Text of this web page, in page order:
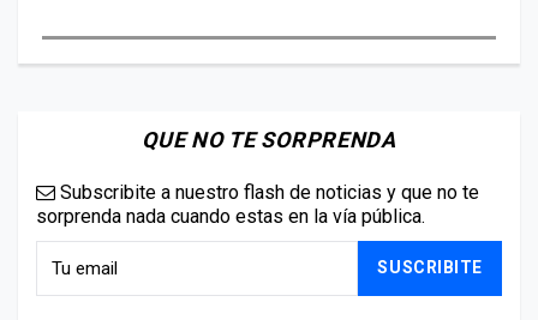
QUE NO TE SORPRENDA
Subscribite a nuestro flash de noticias y que no te
sorprenda nada cuando estas en la vía pública.
SUSCRIBITE